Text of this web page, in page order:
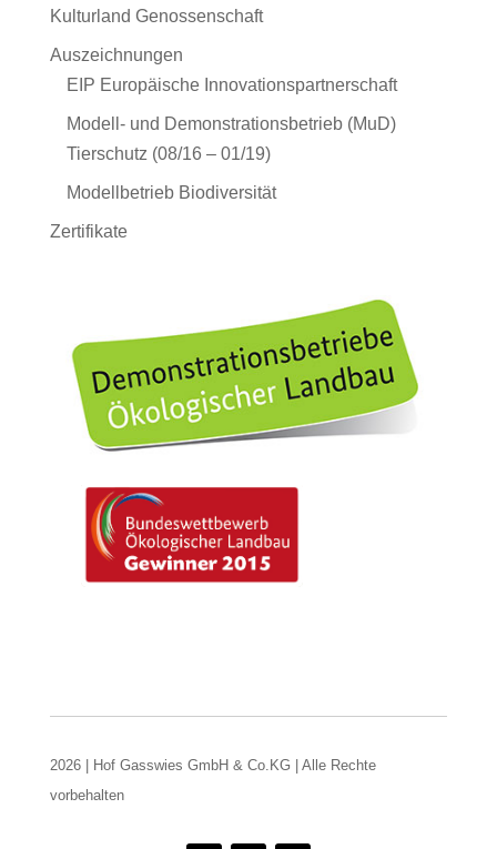
Kulturland Genossenschaft
Auszeichnungen
EIP Europäische Innovationspartnerschaft
Modell- und Demonstrationsbetrieb (MuD)
Tierschutz (08/16 – 01/19)
Modellbetrieb Biodiversität
Zertifikate
2026 | Hof Gasswies GmbH & Co.KG | Alle Rechte
vorbehalten